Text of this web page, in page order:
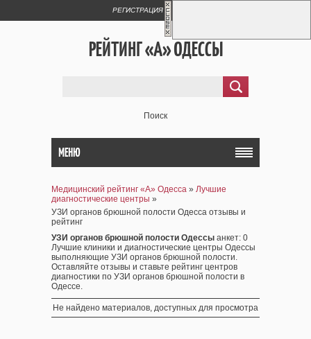
РЕГИСТРАЦИЯ
РЕЙТИНГ «А» ОДЕССЫ
Поиск
МЕНЮ
Медицинский рейтинг «А» Одесса » Лучшие
диагностические центры »
УЗИ органов брюшной полости Одесса отзывы и
рейтинг
УЗИ органов брюшной полости Одессы анкет: 0
Лучшие клиники и диагностические центры Одессы
выполняющие УЗИ органов брюшной полости.
Оставляйте отзывы и ставьте рейтинг центров
диагностики по УЗИ органов брюшной полости в
Одессе.
Не найдено материалов, доступных для просмотра